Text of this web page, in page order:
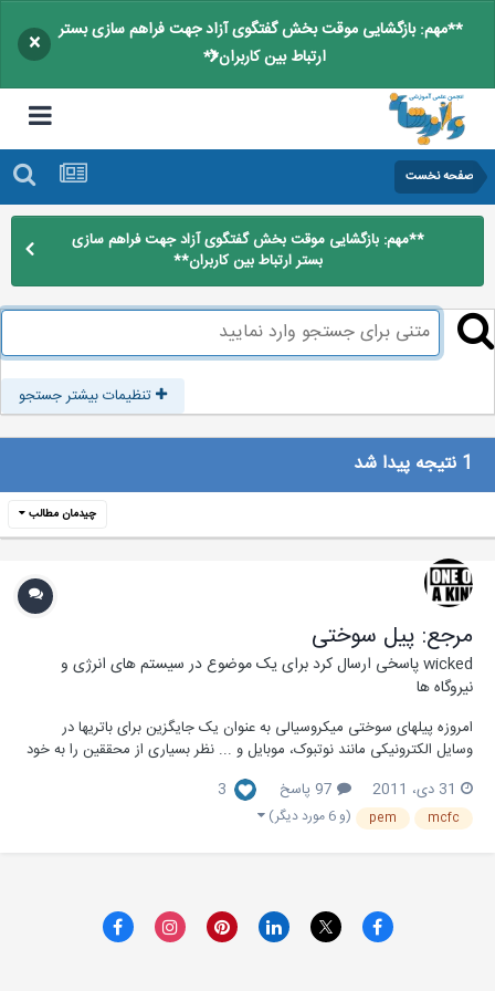
**مهم: بازگشایی موقت بخش گفتگوی آزاد جهت فراهم سازی بستر
ارتباط بین کاربران**
×
صفحه نخست
**مهم: بازگشایی موقت بخش گفتگوی آزاد جهت فراهم سازی
بستر ارتباط بین کاربران**
تنظیمات بیشتر جستجو
چیدمان مطالب
مرجع: پیل سوختی
wickedپاسخی ارسال کرد برای یک موضوع درسیستم های انرژی و
نیروگاه ها
امروزه پیل­های سوختی میکروسیالی به عنوان یک جایگزین برای باتری­ها در
وسایل الکترونیکی مانند نوت­بوک، موبایل و ... نظر بسیاری از محققین را به خود
قبیل دمای کا...
31 دی، 2011 97 پاسخ 3
mcfc
pem (و 6 مورد دیگر)